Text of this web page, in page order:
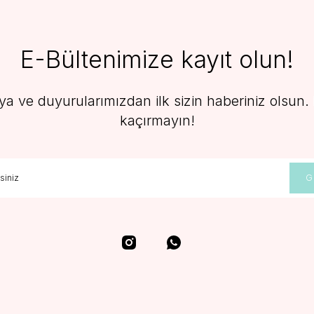
E-Bültenimize kayıt olun!
ve duyurularımızdan ilk sizin haberiniz olsun.
kaçırmayın!